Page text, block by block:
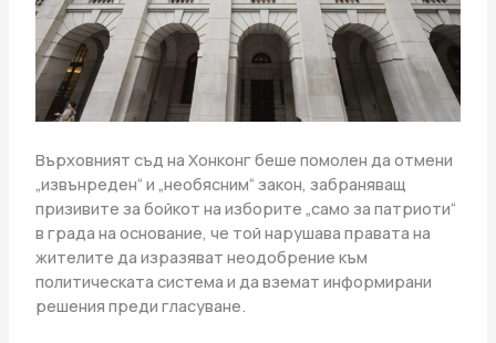
Върховният съд на Хонконг беше помолен да отмени
„извънреден“ и „необясним“ закон, забраняващ
призивите за бойкот на изборите „само за патриоти“
в града на основание, че той нарушава правата на
жителите да изразяват неодобрение към
политическата система и да вземат информирани
решения преди гласуване.